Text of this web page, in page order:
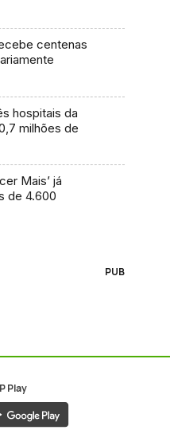
centenas
hospitais da
milhões de
Mais’ já
de 4.600
PUB
Play